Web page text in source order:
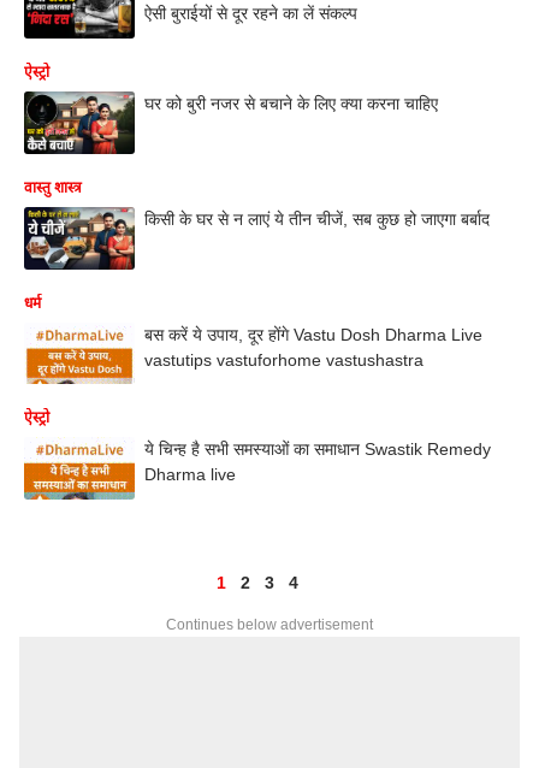
ऐसी बुराईयों से दूर रहने का लें संकल्प
ऐस्ट्रो
घर को बुरी नजर से बचाने के लिए क्या करना चाहिए
वास्तु शास्त्र
किसी के घर से न लाएं ये तीन चीजें, सब कुछ हो जाएगा बर्बाद
धर्म
बस करें ये उपाय, दूर होंगे Vastu Dosh Dharma Live
vastutips vastuforhome vastushastra
ऐस्ट्रो
ये चिन्ह है सभी समस्याओं का समाधान Swastik Remedy
Dharma live
1 2 3 4
Continues below advertisement